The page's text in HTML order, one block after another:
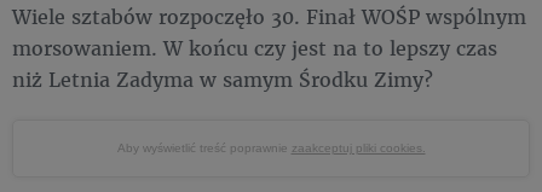
Wiele sztabów rozpoczęło 30. Finał WOŚP wspólnym
morsowaniem. W końcu czy jest na to lepszy czas
niż Letnia Zadyma w samym Środku Zimy?
Aby wyświetlić treść poprawnie zaakceptuj pliki cookies.